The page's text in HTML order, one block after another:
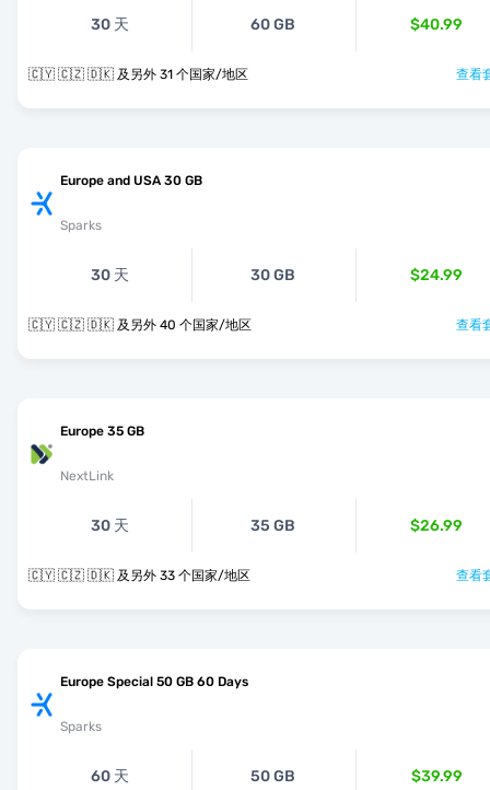
30 天 60 GB $40.99
🇨🇾 🇨🇿 🇩🇰 及另外 31 个国家/地区 查看
Europe and USA 30 GB
Sparks
30 天 30 GB $24.99
🇨🇾 🇨🇿 🇩🇰 及另外 40 个国家/地区 查看
Europe 35 GB
NextLink
30 天 35 GB $26.99
🇨🇾 🇨🇿 🇩🇰 及另外 33 个国家/地区 查看
Europe Special 50 GB 60 Days
Sparks
60 天 50 GB $39.99